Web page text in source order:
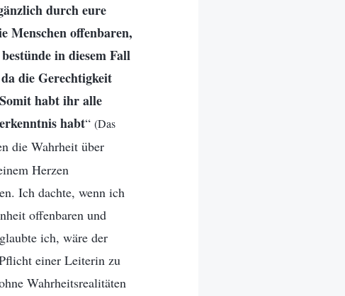
durch eure
Menschen offenbaren,
in diesem Fall
die Gerechtigkeit
habt ihr alle
habt“ (Das
die Wahrheit über
Herzen
Ich dachte, wenn ich
offenbaren und
ich, wäre der
einer Leiterin zu
Wahrheitsrealitäten